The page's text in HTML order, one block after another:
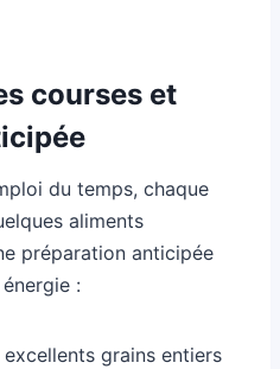
courses et
du temps, chaque
aliments
préparation anticipée
:
grains entiers